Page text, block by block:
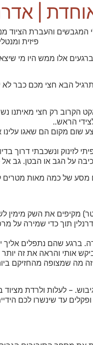
|
המגבשים והעברת
פיזית
אלו ממש היו מי
הבא חצי מכם כבר לא
הקרוב רק חצי
הראש..
שום מקום הם שאגו
ונשכבתי דרוך
על הגב או הבטן. גב אל
מסע של כמה מאות
תוך כדי שמירה על
ברגע שהם נתפלים
אותי והראה את זה
מה שמצופה מהחזיקם
– לעלות ולרדת
עד שינשרו לכם